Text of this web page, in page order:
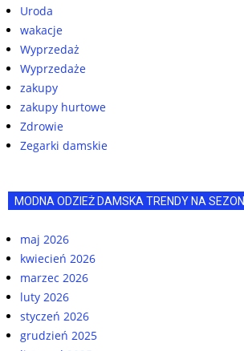
Uroda
wakacje
Wyprzedaż
Wyprzedaże
zakupy
zakupy hurtowe
Zdrowie
Zegarki damskie
MODNA ODZIEŻ DAMSKA TRENDY NA SEZON
maj 2026
kwiecień 2026
marzec 2026
luty 2026
styczeń 2026
grudzień 2025